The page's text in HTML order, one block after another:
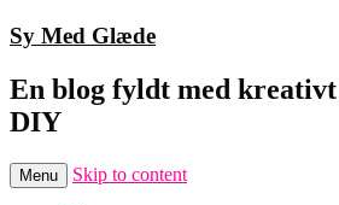
Sy Med Glæde
En blog fyldt med
DIY
Menu Skip to content